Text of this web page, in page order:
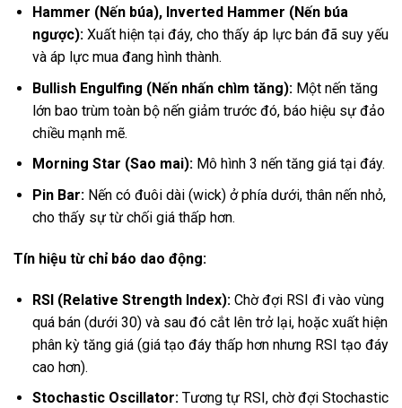
Hammer (Nến búa), Inverted Hammer (Nến búa
ngược):Xuất hiện tại đáy, cho thấy áp lực bán đã suy yếu
và áp lực mua đang hình thành.
Bullish Engulfing (Nến nhấn chìm tăng):Một nến tăng
lớn bao trùm toàn bộ nến giảm trước đó, báo hiệu sự đảo
chiều mạnh mẽ.
Morning Star (Sao mai):Mô hình 3 nến tăng giá tại đáy.
Pin Bar:Nến có đuôi dài (wick) ở phía dưới, thân nến nhỏ,
cho thấy sự từ chối giá thấp hơn.
Tín hiệu từ chỉ báo dao động:
RSI (Relative Strength Index):Chờ đợi RSI đi vào vùng
quá bán (dưới 30) và sau đó cắt lên trở lại, hoặc xuất hiện
phân kỳ tăng giá (giá tạo đáy thấp hơn nhưng RSI tạo đáy
cao hơn).
Stochastic Oscillator:Tương tự RSI, chờ đợi Stochastic